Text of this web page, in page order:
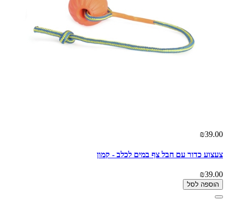
₪39.00
צעצוע כדור עם חבל צף במים לכלב - קמון
₪39.00
הוספה לסל